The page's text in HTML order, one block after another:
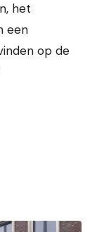
het
een
op de